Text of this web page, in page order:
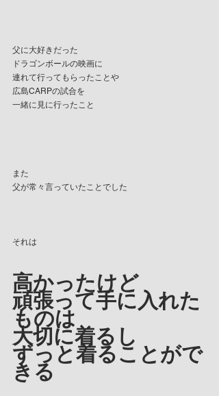
父に大好きだった
ドラゴンボールの映画に
連れて行ってもらったことや
広島CARPの試合を
一緒に見に行ったこと
また
父が常々言っていたことでした
それは
高かったけど
頑張って手に入れた
ものは
大切に着るし
ずっと着ることがで
きる